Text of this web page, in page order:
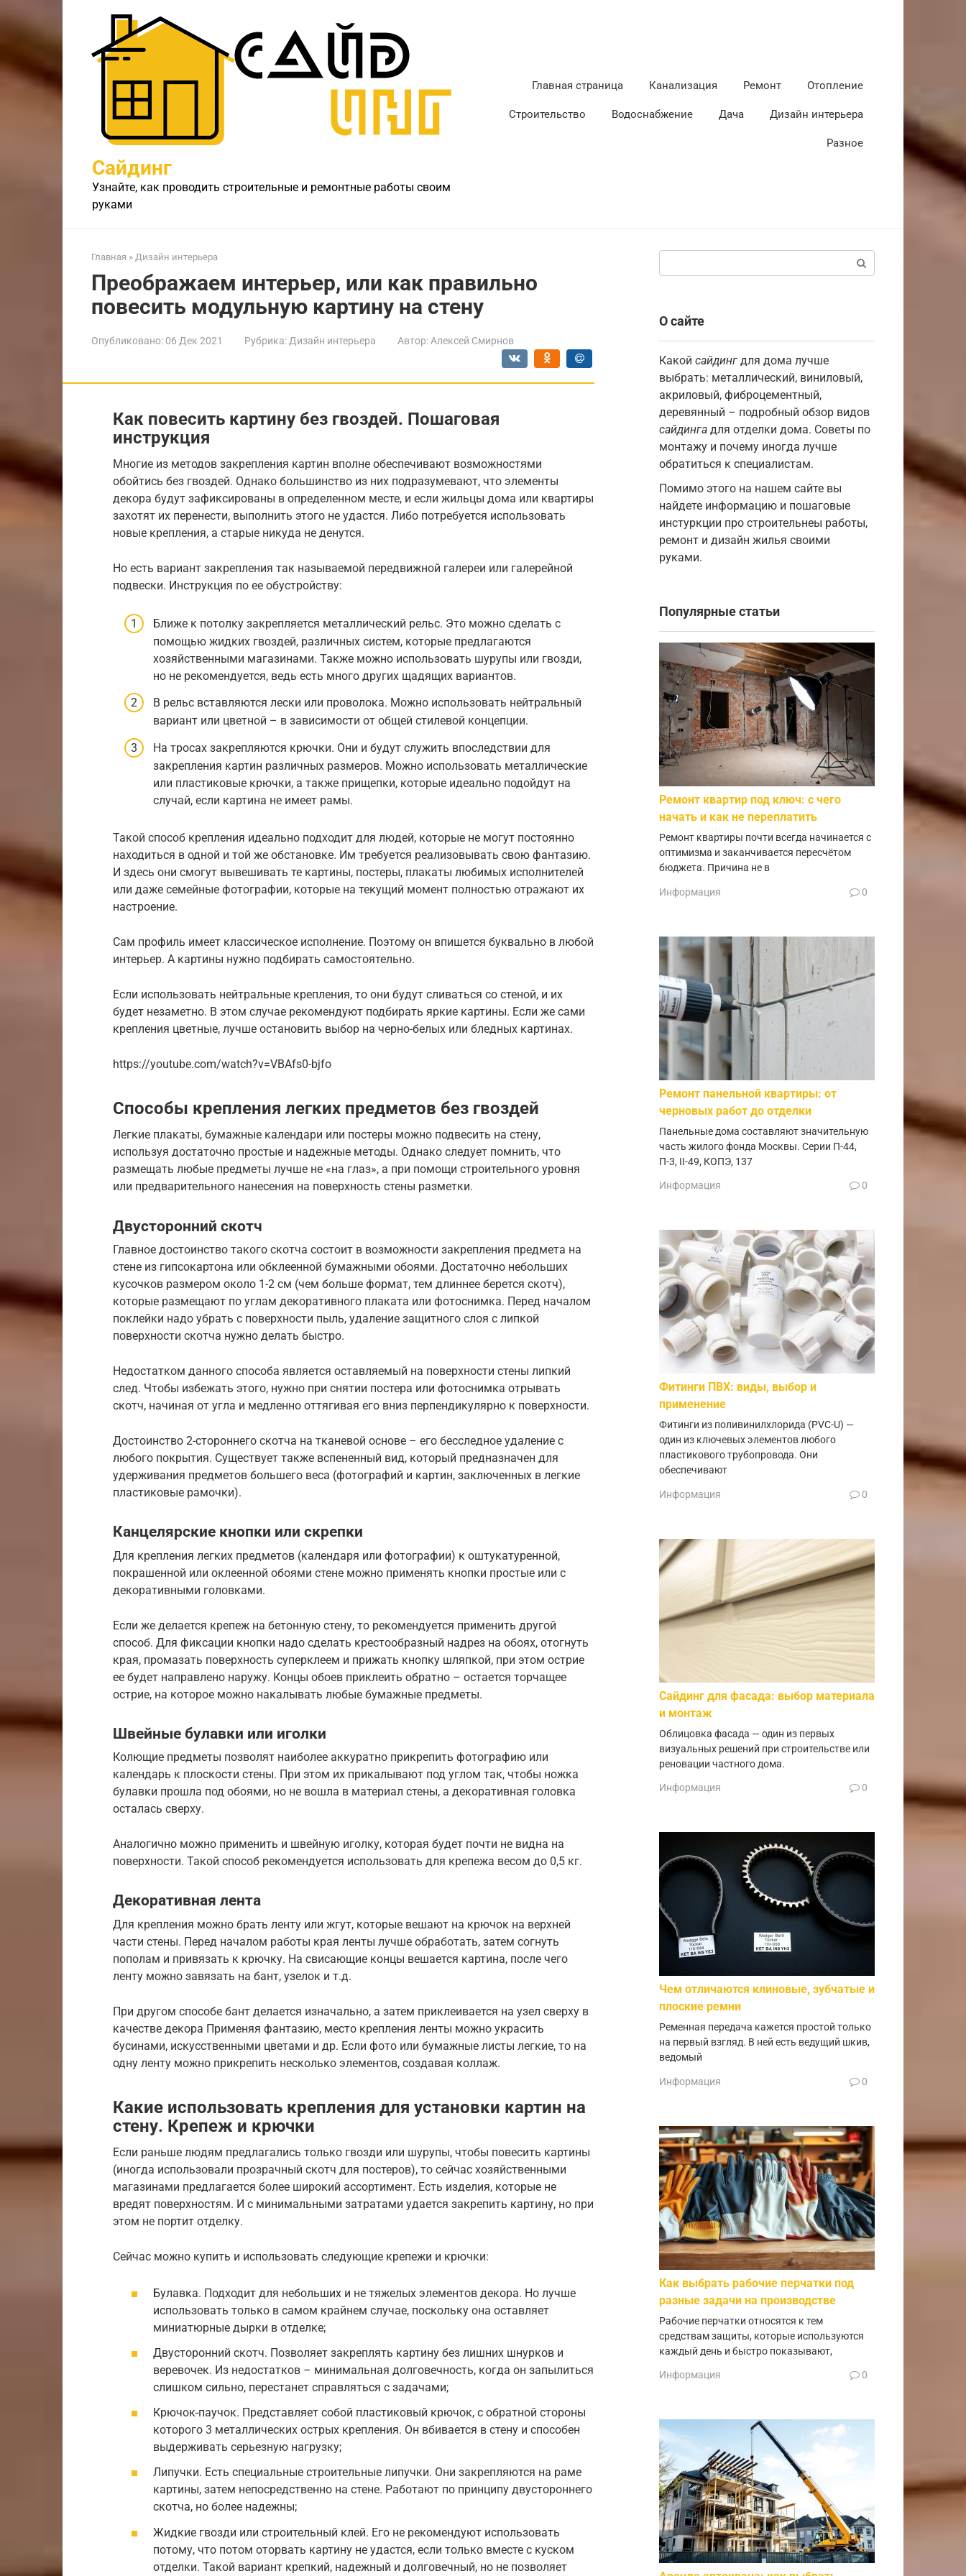
контенту
Сайдинг
Узнайте, как проводить строительные и ремонтные работы своим
руками
Главная страница Канализация Ремонт Отопление
Строительство Водоснабжение Дача Дизайн интерьера
Разное
Главная » Дизайн интерьера
Преображаем интерьер, или как правильно
повесить модульную картину на стену
Опубликовано: 06 Дек 2021 Рубрика: Дизайн интерьера Автор: Алексей Смирнов
Как повесить картину без гвоздей. Пошаговая
инструкция
Многие из методов закрепления картин вполне обеспечивают возможностями
обойтись без гвоздей. Однако большинство из них подразумевают, что элементы
декора будут зафиксированы в определенном месте, и если жильцы дома или квартиры
захотят их перенести, выполнить этого не удастся. Либо потребуется использовать
новые крепления, а старые никуда не денутся.
Но есть вариант закрепления так называемой передвижной галереи или галерейной
подвески. Инструкция по ее обустройству:
Ближе к потолку закрепляется металлический рельс. Это можно сделать с
помощью жидких гвоздей, различных систем, которые предлагаются
хозяйственными магазинами. Также можно использовать шурупы или гвозди,
но не рекомендуется, ведь есть много других щадящих вариантов.
В рельс вставляются лески или проволока. Можно использовать нейтральный
вариант или цветной – в зависимости от общей стилевой концепции.
На тросах закрепляются крючки. Они и будут служить впоследствии для
закрепления картин различных размеров. Можно использовать металлические
или пластиковые крючки, а также прищепки, которые идеально подойдут на
случай, если картина не имеет рамы.
Такой способ крепления идеально подходит для людей, которые не могут постоянно
находиться в одной и той же обстановке. Им требуется реализовывать свою фантазию.
И здесь они смогут вывешивать те картины, постеры, плакаты любимых исполнителей
или даже семейные фотографии, которые на текущий момент полностью отражают их
настроение.
Сам профиль имеет классическое исполнение. Поэтому он впишется буквально в любой
интерьер. А картины нужно подбирать самостоятельно.
Если использовать нейтральные крепления, то они будут сливаться со стеной, и их
будет незаметно. В этом случае рекомендуют подбирать яркие картины. Если же сами
крепления цветные, лучше остановить выбор на черно-белых или бледных картинах.
https://youtube.com/watch?v=VBAfs0-bjfo
Способы крепления легких предметов без гвоздей
Легкие плакаты, бумажные календари или постеры можно подвесить на стену,
используя достаточно простые и надежные методы. Однако следует помнить, что
размещать любые предметы лучше не «на глаз», а при помощи строительного уровня
или предварительного нанесения на поверхность стены разметки.
Двусторонний скотч
Главное достоинство такого скотча состоит в возможности закрепления предмета на
стене из гипсокартона или обклеенной бумажными обоями. Достаточно небольших
кусочков размером около 1-2 см (чем больше формат, тем длиннее берется скотч),
которые размещают по углам декоративного плаката или фотоснимка. Перед началом
поклейки надо убрать с поверхности пыль, удаление защитного слоя с липкой
поверхности скотча нужно делать быстро.
Недостатком данного способа является оставляемый на поверхности стены липкий
след. Чтобы избежать этого, нужно при снятии постера или фотоснимка отрывать
скотч, начиная от угла и медленно оттягивая его вниз перпендикулярно к поверхности.
Достоинство 2-стороннего скотча на тканевой основе – его бесследное удаление с
любого покрытия. Существует также вспененный вид, который предназначен для
удерживания предметов большего веса (фотографий и картин, заключенных в легкие
пластиковые рамочки).
Канцелярские кнопки или скрепки
Для крепления легких предметов (календаря или фотографии) к оштукатуренной,
покрашенной или оклеенной обоями стене можно применять кнопки простые или с
декоративными головками.
Если же делается крепеж на бетонную стену, то рекомендуется применить другой
способ. Для фиксации кнопки надо сделать крестообразный надрез на обоях, отогнуть
края, промазать поверхность суперклеем и прижать кнопку шляпкой, при этом острие
ее будет направлено наружу. Концы обоев приклеить обратно – остается торчащее
острие, на которое можно накалывать любые бумажные предметы.
Швейные булавки или иголки
Колющие предметы позволят наиболее аккуратно прикрепить фотографию или
календарь к плоскости стены. При этом их прикалывают под углом так, чтобы ножка
булавки прошла под обоями, но не вошла в материал стены, а декоративная головка
осталась сверху.
Аналогично можно применить и швейную иголку, которая будет почти не видна на
поверхности. Такой способ рекомендуется использовать для крепежа весом до 0,5 кг.
Декоративная лента
Для крепления можно брать ленту или жгут, которые вешают на крючок на верхней
части стены. Перед началом работы края ленты лучше обработать, затем согнуть
пополам и привязать к крючку. На свисающие концы вешается картина, после чего
ленту можно завязать на бант, узелок и т.д.
При другом способе бант делается изначально, а затем приклеивается на узел сверху в
качестве декора Применяя фантазию, место крепления ленты можно украсить
бусинами, искусственными цветами и др. Если фото или бумажные листы легкие, то на
одну ленту можно прикрепить несколько элементов, создавая коллаж.
Какие использовать крепления для установки картин на
стену. Крепеж и крючки
Если раньше людям предлагались только гвозди или шурупы, чтобы повесить картины
(иногда использовали прозрачный скотч для постеров), то сейчас хозяйственными
магазинами предлагается более широкий ассортимент. Есть изделия, которые не
вредят поверхностям. И с минимальными затратами удается закрепить картину, но при
этом не портит отделку.
Сейчас можно купить и использовать следующие крепежи и крючки:
Булавка. Подходит для небольших и не тяжелых элементов декора. Но лучше
использовать только в самом крайнем случае, поскольку она оставляет
миниатюрные дырки в отделке;
Двусторонний скотч. Позволяет закреплять картину без лишних шнурков и
веревочек. Из недостатков – минимальная долговечность, когда он запылиться
слишком сильно, перестанет справляться с задачами;
Крючок-паучок. Представляет собой пластиковый крючок, с обратной стороны
которого 3 металлических острых крепления. Он вбивается в стену и способен
выдерживать серьезную нагрузку;
Липучки. Есть специальные строительные липучки. Они закрепляются на раме
картины, затем непосредственно на стене. Работают по принципу двустороннего
скотча, но более надежны;
Жидкие гвозди или строительный клей. Его не рекомендуют использовать
потому, что потом оторвать картину не удастся, если только вместе с куском
отделки. Такой вариант крепкий, надежный и долговечный, но не позволяет
О сайте
Какой сайдинг для дома лучше
выбрать: металлический, виниловый,
акриловый, фиброцементный,
деревянный – подробный обзор видов
сайдинга для отделки дома. Советы по
монтажу и почему иногда лучше
обратиться к специалистам.
Помимо этого на нашем сайте вы
найдете информацию и пошаговые
инстуркции про строительнеы работы,
ремонт и дизайн жилья своими
руками.
Популярные статьи
Ремонт квартир под ключ: с чего
начать и как не переплатить
Ремонт квартиры почти всегда начинается с
оптимизма и заканчивается пересчётом
бюджета. Причина не в
Информация 0
Ремонт панельной квартиры: от
черновых работ до отделки
Панельные дома составляют значительную
часть жилого фонда Москвы. Серии П-44,
П-3, II-49, КОПЭ, 137
Информация 0
Фитинги ПВХ: виды, выбор и
применение
Фитинги из поливинилхлорида (PVC-U) —
один из ключевых элементов любого
пластикового трубопровода. Они
обеспечивают
Информация 0
Сайдинг для фасада: выбор материала
и монтаж
Облицовка фасада — один из первых
визуальных решений при строительстве или
реновации частного дома.
Информация 0
Чем отличаются клиновые, зубчатые и
плоские ремни
Ременная передача кажется простой только
на первый взгляд. В ней есть ведущий шкив,
ведомый
Информация 0
Как выбрать рабочие перчатки под
разные задачи на производстве
Рабочие перчатки относятся к тем
средствам защиты, которые используются
каждый день и быстро показывают,
Информация 0